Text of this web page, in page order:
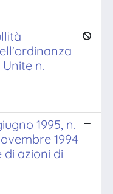
n.
1995, n.
1994
azioni di